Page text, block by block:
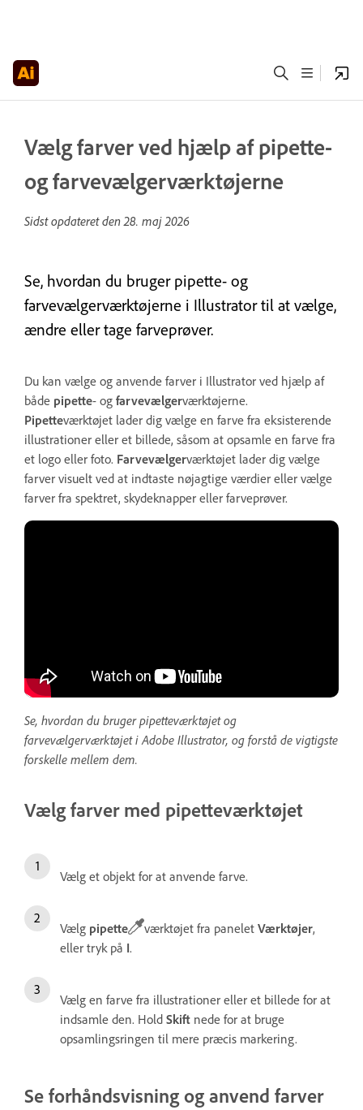
Vælg farver ved hjælp af pipette-
og farvevælgerværktøjerne
Sidst opdateret den28. maj 2026
Se, hvordan du bruger pipette- og
farvevælgerværktøjerne i Illustrator til at vælge,
ændre eller tage farveprøver.
Du kan vælge og anvende farver i Illustrator ved hjælp af
både pipette- og farvevælgerværktøjerne.
Pipetteværktøjet lader dig vælge en farve fra eksisterende
illustrationer eller et billede, såsom at opsamle en farve fra
et logo eller foto. Farvevælgerværktøjet lader dig vælge
farver visuelt ved at indtaste nøjagtige værdier eller vælge
farver fra spektret, skydeknapper eller farveprøver.
Se, hvordan du bruger pipetteværktøjet og
farvevælgerværktøjet i Adobe Illustrator, og forstå de vigtigste
forskelle mellem dem.
Vælg farver med pipetteværktøjet
Vælg et objekt for at anvende farve.
Vælg pipette værktøjet fra panelet Værktøjer,
eller tryk på I.
Vælg en farve fra illustrationer eller et billede for at
indsamle den. Hold Skift nede for at bruge
opsamlingsringen til mere præcis markering.
Se forhåndsvisning og anvend farver